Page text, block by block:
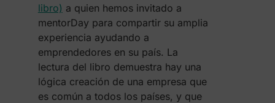
libro) a quien hemos invitado a
mentorDay para compartir su amplia
experiencia ayudando a
emprendedores en su país. La
lectura del libro demuestra hay una
lógica creación de una empresa que
es común a todos los países, y que